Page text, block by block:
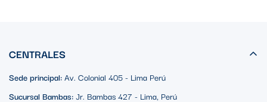
CENTRALES
Sede principal:Av. Colonial 405 - Lima Perú
Sucursal Bambas:Jr. Bambas 427 - Lima, Perú